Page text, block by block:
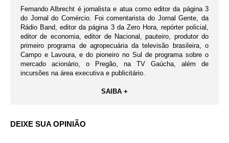
Fernando Albrecht é jornalista e atua como editor da página 3
do Jornal do Comércio. Foi comentarista do Jornal Gente, da
Rádio Band, editor da página 3 da Zero Hora, repórter policial,
editor de economia, editor de Nacional, pauteiro, produtor do
primeiro programa de agropecuária da televisão brasileira, o
Campo e Lavoura, e do pioneiro no Sul de programa sobre o
mercado acionário, o Pregão, na TV Gaúcha, além de
incursões na área executiva e publicitário.
SAIBA +
DEIXE SUA OPINIÃO